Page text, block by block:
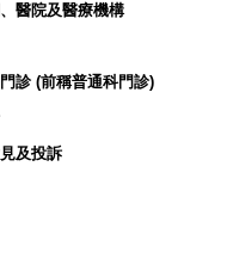
醫院及醫療機構
診 (前稱普通科門診)
及投訴